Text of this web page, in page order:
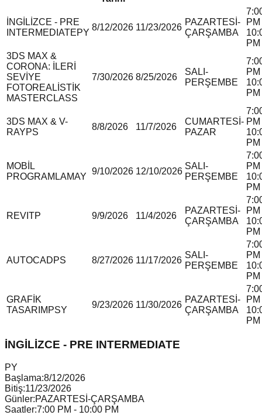
İNGİLİZCE - PRE
INTERMEDIATEPY
8/12/2026 11/23/2026
PAZARTESİ-
ÇARŞAMBA
PM
PM
3DS MAX &
CORONA: İLERİ
SEVİYE
FOTOREALİSTİK
MASTERCLASS
7/30/2026 8/25/2026
SALI-
PERŞEMBE
PM
PM
3DS MAX & V-
RAYPS
8/8/2026 11/7/2026
CUMARTESİ-
PAZAR
PM
PM
MOBİL
PROGRAMLAMAY
9/10/2026 12/10/2026
SALI-
PERŞEMBE
PM
PM
REVITP 9/9/2026 11/4/2026
PAZARTESİ-
ÇARŞAMBA
PM
PM
AUTOCADPS 8/27/2026 11/17/2026
SALI-
PERŞEMBE
PM
PM
GRAFİK
TASARIM PSY
9/23/2026 11/30/2026
PAZARTESİ-
ÇARŞAMBA
PM
PM
İNGİLİZCE - PRE INTERMEDIATE
PY
Başlama:8/12/2026
Bitiş:11/23/2026
Günler:PAZARTESİ-ÇARŞAMBA
Saatler:7:00 PM - 10:00 PM